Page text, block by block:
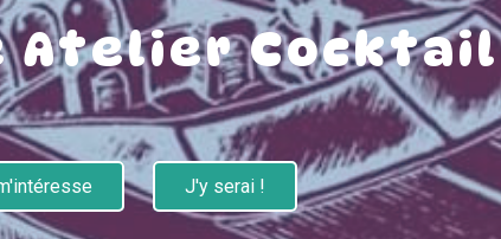
Atelier Cocktail
J'y serai !